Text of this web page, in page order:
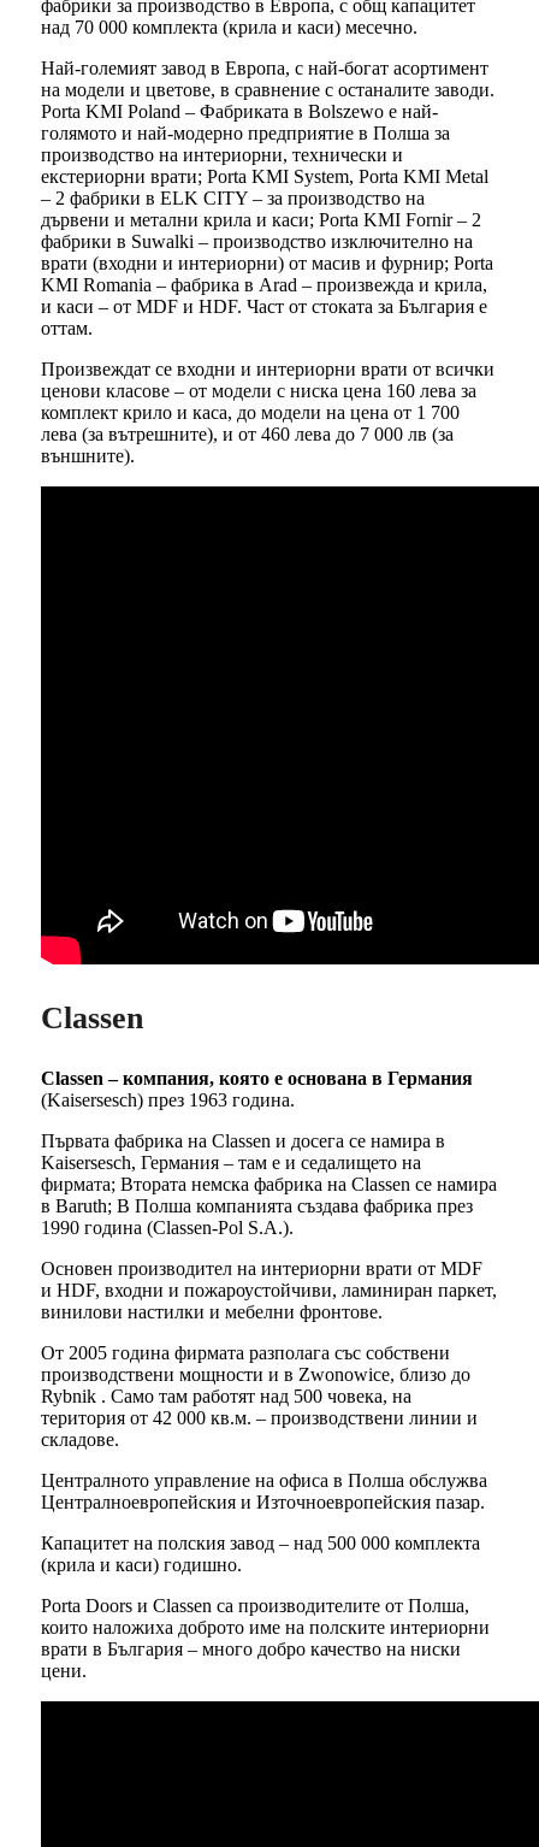
фабрики за производство в Европа, с общ капацитет
над 70 000 комплекта (крила и каси) месечно.
Най-големият завод в Европа, с най-богат асортимент
на модели и цветове, в сравнение с останалите заводи.
Porta KMI Poland – Фабриката в Bolszewo е най-
голямото и най-модерно предприятие в Полша за
производство на интериорни, технически и
екстериорни врати; Porta KMI System, Porta KMI Metal
– 2 фабрики в ELK CITY – за производство на
дървени и метални крила и каси; Porta KMI Fornir – 2
фабрики в Suwalki – производство изключително на
врати (входни и интериорни) от масив и фурнир; Porta
KMI Romania – фабрика в Arad – произвежда и крила,
и каси – от MDF и HDF. Част от стоката за България е
оттам.
Произвеждат се входни и интериорни врати от всички
ценови класове – от модели с ниска цена 160 лева за
комплект крило и каса, до модели на цена от 1 700
лева (за вътрешните), и от 460 лева до 7 000 лв (за
външните).
Classen
Classen – компания, която е основана в Германия
(Kaisersesch) през 1963 година.
Първата фабрика на Classen и досега се намира в
Kaisersesch, Германия – там е и седалището на
фирмата; Втората немска фабрика на Classen се намира
в Baruth; В Полша компанията създава фабрика през
1990 година (Classen-Pol S.A.).
Основен производител на интериорни врати от MDF
и HDF, входни и пожароустойчиви, ламиниран паркет,
винилови настилки и мебелни фронтове.
От 2005 година фирмата разполага със собствени
производствени мощности и в Zwonowice, близо до
Rybnik . Само там работят над 500 човека, на
територия от 42 000 кв.м. – производствени линии и
складове.
Централното управление на офиса в Полша обслужва
Централноевропейския и Източноевропейския пазар.
Капацитет на полския завод – над 500 000 комплекта
(крила и каси) годишно.
Porta Doors и Classen са производителите от Полша,
които наложиха доброто име на полските интериорни
врати в България – много добро качество на ниски
цени.